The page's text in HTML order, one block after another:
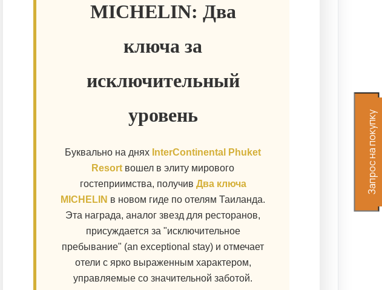
MICHELIN: Два
ключа за
исключительный
уровень
Буквально на днях InterContinental Phuket
Resort вошел в элиту мирового
гостеприимства, получив Два ключа
MICHELIN в новом гиде по отелям Таиланда.
Эта награда, аналог звезд для ресторанов,
присуждается за "исключительное
пребывание" (an exceptional stay) и отмечает
отели с ярко выраженным характером,
управляемые со значительной заботой.
Подобрать аренду
Подобрать для покупкиЗапрос на покупку